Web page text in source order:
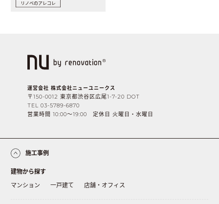
リノベのアレコレ
運営会社 株式会社ニューユニークス
〒150-0012 東京都渋谷区広尾1-7-20 DOT
TEL 03-5789-6870
営業時間 10:00〜19:00 定休日 火曜日・水曜日
施工事例
建物から探す
マンション
一戸建て 店舗・オフィス